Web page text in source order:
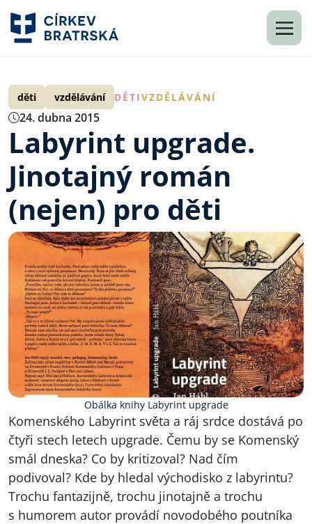
děti vzdělávání DĚTIVZDĚLÁVÁNÍ
24. dubna 2015
Labyrint upgrade.
Jinotajný román
(nejen) pro děti
Obálka knihy Labyrint upgrade
Komenského Labyrint světa a ráj srdce dostává po
čtyři stech letech upgrade. Čemu by se Komenský
smál dneska? Co by kritizoval? Nad čím
podivoval? Kde by hledal východisko z labyrintu?
Trochu fantazijně, trochu jinotajně a trochu
s humorem autor provádí novodobého poutníka